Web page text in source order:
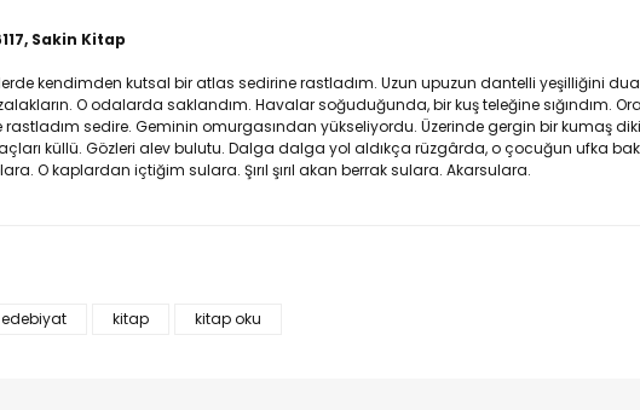
Sakin Kitap
kendimden kutsal bir atlas sedirine rastladım. Uzun upuzun dantelli yeşilliğini
O odalarda saklandım. Havalar soğuduğunda, bir kuş teleğine sığındım.
sedire. Geminin omurgasından yükseliyordu. Üzerinde gergin bir kumaş
küllü. Gözleri alev bulutu. Dalga dalga yol aldıkça rüzgârda, o çocuğun ufka
O kaplardan içtiğim sulara. Şırıl şırıl akan berrak sulara. Akarsulara.
kitap kitap oku